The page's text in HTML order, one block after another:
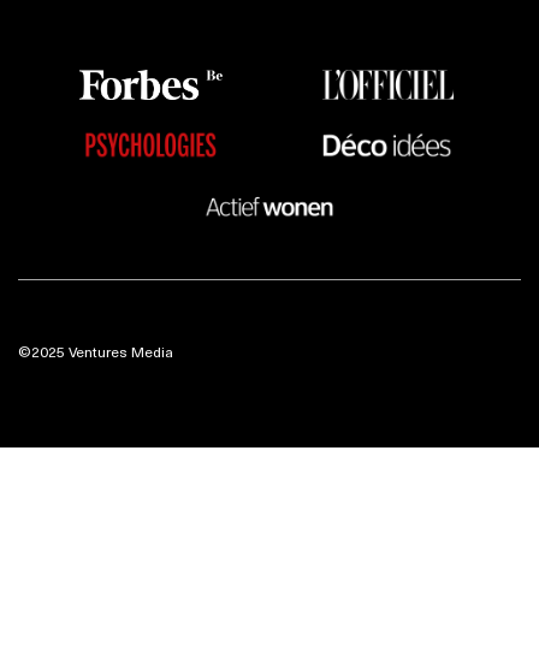
©2025 Ventures Media